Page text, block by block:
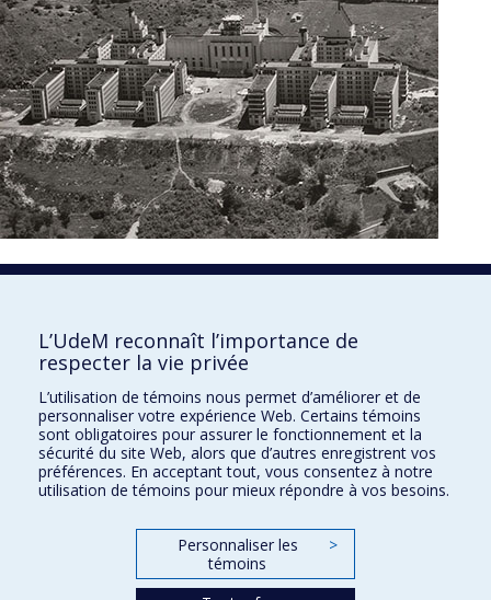
1850
L’UdeM reconnaît l’importance de
respecter la vie privée
L’utilisation de témoins nous permet d’améliorer et de
personnaliser votre expérience Web. Certains témoins
sont obligatoires pour assurer le fonctionnement et la
sécurité du site Web, alors que d’autres enregistrent vos
préférences. En acceptant tout, vous consentez à notre
utilisation de témoins pour mieux répondre à vos besoins.
Personnaliser les
témoins
>